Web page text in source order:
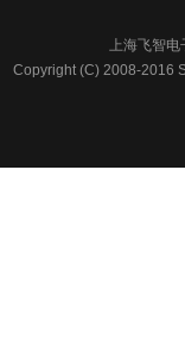
上海飞智
Copyright (C) 2008-2016